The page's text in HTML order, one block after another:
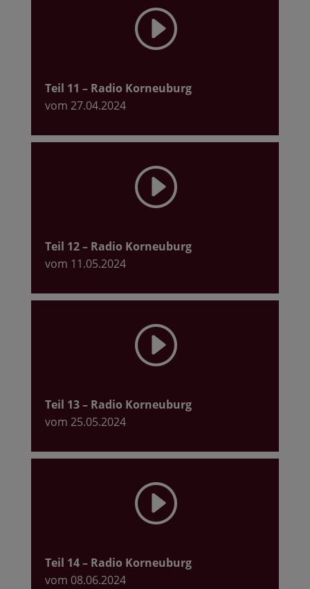
I
Teil 11 – Radio Korneuburg
vom 27.04.2024
I
Teil 12– Radio Korneuburg
vom 11.05.2024
I
Teil 13– Radio Korneuburg
vom 25.05.2024
I
Teil 14– Radio Korneuburg
vom 08.06.2024